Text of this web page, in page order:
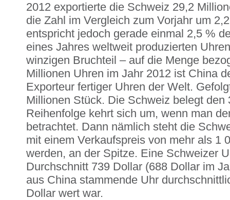
2012 exportierte die Schweiz 29,2
die Zahl im Vergleich zum Vorjahr um
entspricht jedoch gerade einmal 2,5 %
eines Jahres weltweit produzierten
winzigen Bruchteil – auf die Menge
Millionen Uhren im Jahr 2012 ist China
Exporteur fertiger Uhren der Welt.
Millionen Stück. Die Schweiz belegt den
Reihenfolge kehrt sich um, wenn man
betrachtet. Dann nämlich steht die
mit einem Verkaufspreis von mehr als 1
werden, an der Spitze. Eine Schweizer
Durchschnitt 739 Dollar (688 Dollar im
aus China stammende Uhr
Dollar wert war.